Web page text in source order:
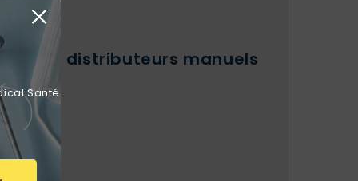
Santé
pour distributeurs manuels